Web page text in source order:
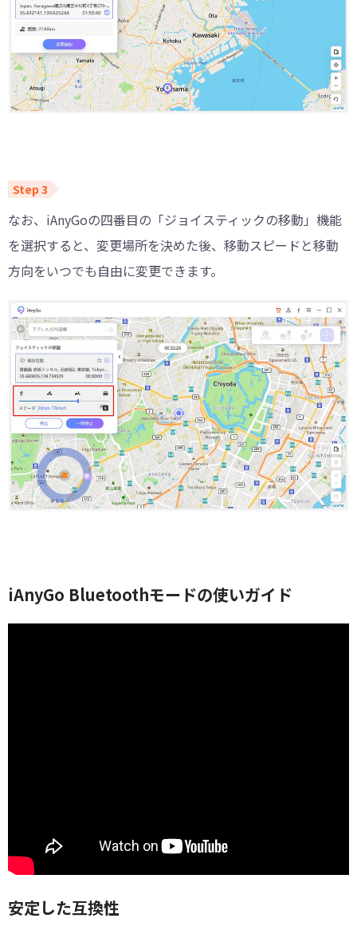
なお、iAnyGoの四番目の「ジョイスティックの移動」機能
を選択すると、変更場所を決めた後、移動スピードと移動
方向をいつでも自由に変更できます。
iAnyGo Bluetoothモードの使いガイド
安定した互換性